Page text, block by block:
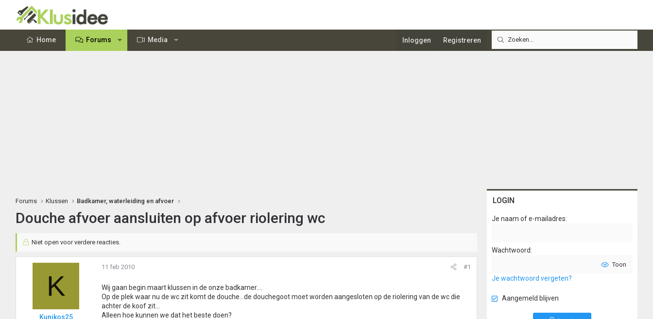
Home Forums Media Inloggen Registreren
Forums Klussen Badkamer, waterleiding en afvoer
Douche afvoer aansluiten op afvoer riolering wc
Niet open voor verdere reacties.
K
Kunikos25
11 feb 2010 #1
Wij gaan begin maart klussen in de onze badkamer....
Op de plek waar nu de wc zit komt de douche...de douchegoot moet worden aangesloten op de riolering van de wc die
achter de koof zit...
Alleen hoe kunnen we dat het beste doen?
LOGIN
Je naam of e-mailadres
Wachtwoord
Toon
Je wachtwoord vergeten?
Aangemeld blijven